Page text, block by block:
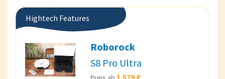
Hightech Features
Roborock
S8 Pro Ultra